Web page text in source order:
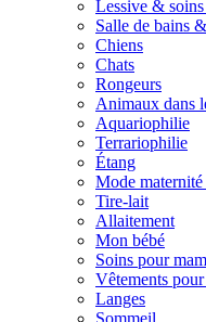
Lessive &
Salle de bains
Chiens
Chats
Rongeurs
Animaux dans
Aquariophilie
Terrariophilie
Étang
Mode
Tire-lait
Allaitement
Mon bébé
Soins pour
Vêtements
Langes
Sommeil